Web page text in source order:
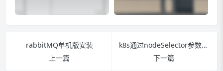
rabbitMQ单机版安装
上一篇
k8s通过nodeSelector参数同时配置污点不允许其他pod调度到这个节点上
下一篇